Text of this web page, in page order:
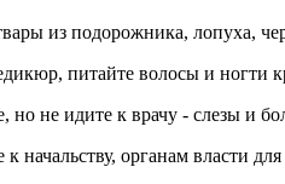
из подорожника, лопуха,
питайте волосы и
но не идите к врачу - слезы и
органам власти